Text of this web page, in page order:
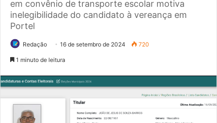
em convênio de transporte escolar motiva
inelegibilidade do candidato à vereança em
Portel
Redação 16 de setembro de 2024 720
1 minuto de leitura